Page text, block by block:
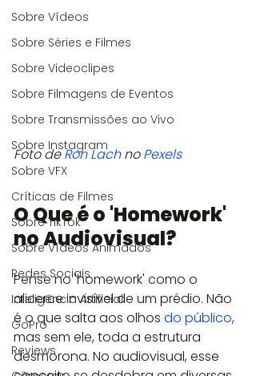
Sobre Vídeos
Sobre Séries e Filmes
Sobre Videoclipes
Sobre Filmagens de Eventos
Sobre Transmissões ao Vivo
Sobre Instagram
Sobre VFX
Críticas de Filmes
Sobre TikTok
Sobre Vídeos Animados
Redes Sociais
Inteligência Artificial
GoPro
Reviews
Foto de Ron Lach no Pexels
O Que é o 'Homework'
no Audiovisual?
Pense no 'homework' como o
alicerce invisível de um prédio. Não
é o que salta aos olhos do público,
mas sem ele, toda a estrutura
desmorona. No audiovisual, esse